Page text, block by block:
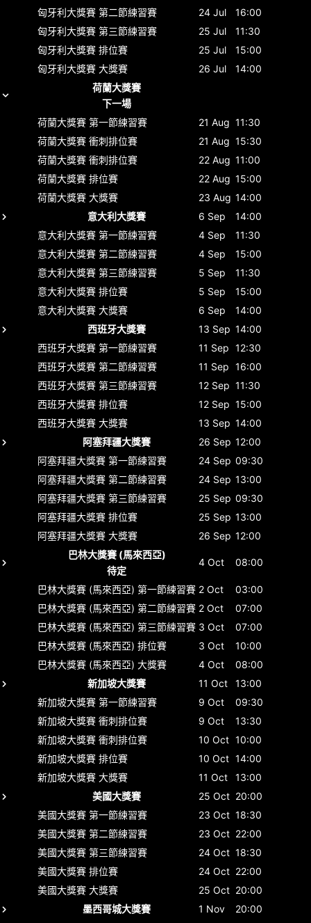
匈牙利大獎賽 第二節練習賽 24 Jul
16:00
匈牙利大獎賽 第三節練習賽 25 Jul
11:30
匈牙利大獎賽 排位賽 25 Jul
15:00
匈牙利大獎賽 大獎賽 26 Jul
14:00
荷蘭大獎賽
下一場
荷蘭大獎賽 第一節練習賽 21 Aug 11:30
荷蘭大獎賽 衝刺排位賽 21 Aug 15:30
荷蘭大獎賽 衝刺排位賽 22 Aug 11:00
荷蘭大獎賽 排位賽 22 Aug 15:00
荷蘭大獎賽 大獎賽 23 Aug 14:00
意大利大獎賽
6 Sep
14:00
意大利大獎賽 第一節練習賽 4 Sep
11:30
意大利大獎賽 第二節練習賽 4 Sep
15:00
意大利大獎賽 第三節練習賽 5 Sep
11:30
意大利大獎賽 排位賽 5 Sep
15:00
意大利大獎賽 大獎賽 6 Sep
14:00
西班牙大獎賽
13 Sep 14:00
西班牙大獎賽 第一節練習賽 11 Sep 12:30
西班牙大獎賽 第二節練習賽 11 Sep 16:00
西班牙大獎賽 第三節練習賽 12 Sep 11:30
西班牙大獎賽 排位賽 12 Sep 15:00
西班牙大獎賽 大獎賽 13 Sep 14:00
阿塞拜疆大獎賽
26 Sep 12:00
阿塞拜疆大獎賽 第一節練習賽 24 Sep 09:30
阿塞拜疆大獎賽 第二節練習賽 24 Sep 13:00
阿塞拜疆大獎賽 第三節練習賽 25 Sep 09:30
阿塞拜疆大獎賽 排位賽 25 Sep 13:00
阿塞拜疆大獎賽 大獎賽 26 Sep 12:00
巴林大獎賽 (馬來西亞)
待定
4 Oct 08:00
巴林大獎賽 (馬來西亞) 第一節練習賽 2 Oct
03:00
巴林大獎賽 (馬來西亞) 第二節練習賽 2 Oct
07:00
巴林大獎賽 (馬來西亞) 第三節練習賽 3 Oct
07:00
巴林大獎賽 (馬來西亞) 排位賽 3 Oct
10:00
巴林大獎賽 (馬來西亞) 大獎賽 4 Oct
08:00
新加坡大獎賽
11 Oct
13:00
新加坡大獎賽 第一節練習賽 9 Oct
09:30
新加坡大獎賽 衝刺排位賽 9 Oct
13:30
新加坡大獎賽 衝刺排位賽 10 Oct 10:00
新加坡大獎賽 排位賽 10 Oct 14:00
新加坡大獎賽 大獎賽 11 Oct
13:00
美國大獎賽
25 Oct 20:00
美國大獎賽 第一節練習賽 23 Oct 18:30
美國大獎賽 第二節練習賽 23 Oct 22:00
美國大獎賽 第三節練習賽 24 Oct 18:30
美國大獎賽 排位賽 24 Oct 22:00
美國大獎賽 大獎賽 25 Oct 20:00
墨西哥城大獎賽
1 Nov
20:00